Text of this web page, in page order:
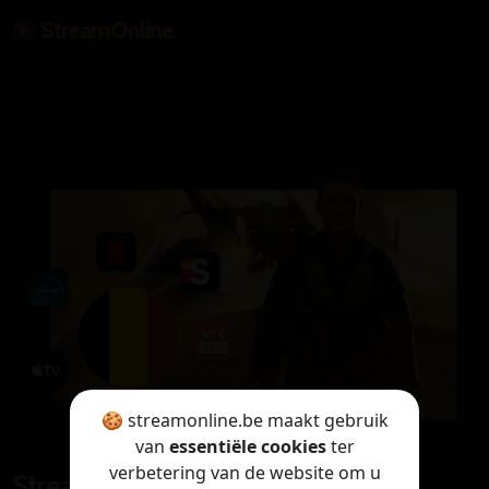
🍪 streamonline.be maakt gebruik
van essentiële cookiester
verbetering van de website om u